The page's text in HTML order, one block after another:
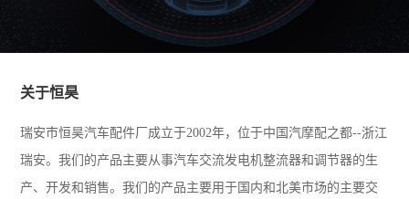
查看更多
关于恒昊
瑞安市恒昊汽车配件厂成立于2002年，位于中国汽摩配之都--浙江
瑞安。我们的产品主要从事汽车交流发电机整流器和调节器的生
产、开发和销售。我们的产品主要用于国内和北美市场的主要交